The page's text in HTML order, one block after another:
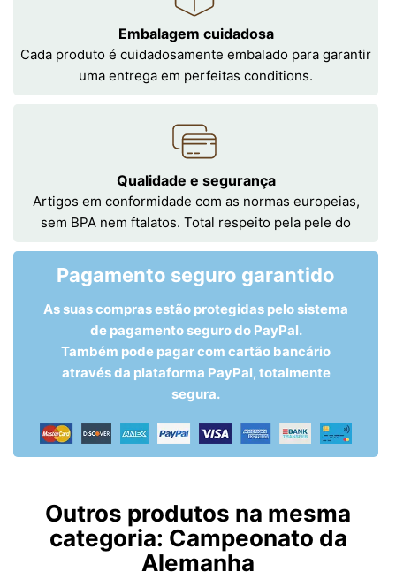
Embalagem cuidadosa
Cada produto é cuidadosamente embalado para garantir
uma entrega em perfeitas conditions.
Qualidade e segurança
Artigos em conformidade com as normas europeias,
sem BPA nem ftalatos. Total respeito pela pele do
Pagamento seguro garantido
As suas compras estão protegidas pelo sistema
de pagamento seguro do PayPal.
Também pode pagar com cartão bancário
através da plataforma PayPal, totalmente
segura.
Outros produtos na mesma
categoria: Campeonato da
Alemanha